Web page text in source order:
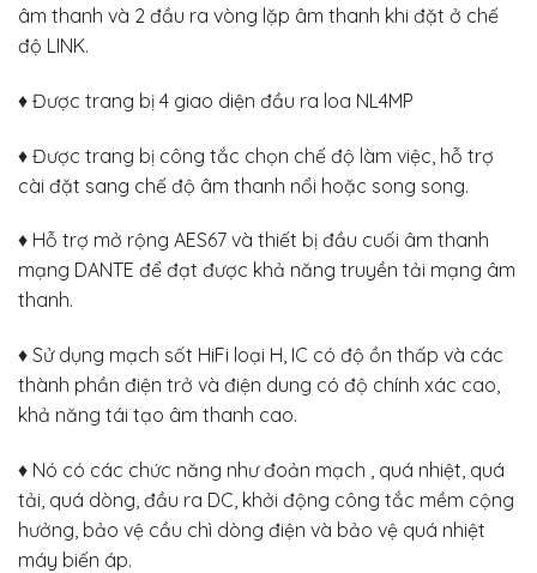
âm thanh và 2 đầu ra vòng lặp âm thanh khi đặt ở chế
độ LINK.
♦ Được trang bị 4 giao diện đầu ra loa NL4MP
♦ Được trang bị công tắc chọn chế độ làm việc, hỗ trợ
cài đặt sang chế độ âm thanh nổi hoặc song song.
♦ Hỗ trợ mở rộng AES67 và thiết bị đầu cuối âm thanh
mạng DANTE để đạt được khả năng truyền tải mạng âm
thanh.
♦ Sử dụng mạch sốt HiFi loại H, IC có độ ồn thấp và các
thành phần điện trở và điện dung có độ chính xác cao,
khả năng tái tạo âm thanh cao.
♦ Nó có các chức năng như đoản mạch , quá nhiệt, quá
tải, quá dòng, đầu ra DC, khởi động công tắc mềm cộng
hưởng, bảo vệ cầu chì dòng điện và bảo vệ quá nhiệt
máy biến áp.